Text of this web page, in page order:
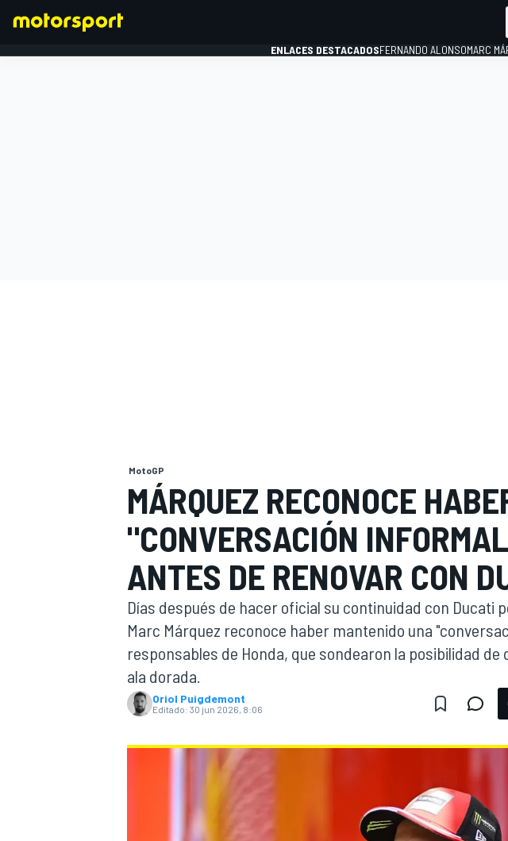
WEC FÓRMULA E
ENLACES DESTACADOSFERNANDO ALONSOMARC
MotoGP
MÁRQUEZ RECONOCE
"CONVERSACIÓN
ANTES DE RENOVAR CON
Días después de hacer oficial su continuidad con Ducati
Marc Márquez reconoce haber mantenido una
responsables de Honda, que sondearon la posibilidad
ala dorada.
Oriol Puigdemont
Editado: 30 jun 2026, 8:06